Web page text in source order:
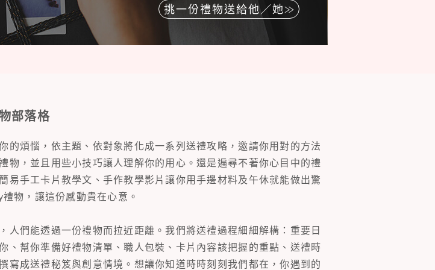
挑一份禮物送給他／她
部落格
的煩惱，依主題、依對象將化成一系列送禮攻略，邀請你用對的方法
物，並且用些小技巧讓人理解你的用心。還是遍尋不著你心目中的禮
易手工卡片教學文、手作教學影片讓你用手邊材料及午休就能做出驚
物，讓這份感動貴在心意。
人們能透過一份禮物而拉近距離。我們將送禮過程細細解構：重要日
、幫你準備好禮物清單、職人包裝、卡片內容該把握的重點、送禮時
寫成送禮秘笈與創意情境。想讓你知道時時刻刻我們都在，你遇到的